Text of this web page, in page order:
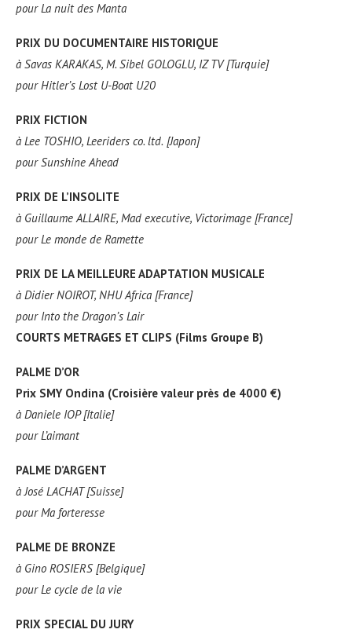
pour La nuit des Manta
PRIX DU DOCUMENTAIRE HISTORIQUE
à Savas KARAKAS, M. Sibel GOLOGLU, IZ TV [Turquie]
pour Hitler’s Lost U-Boat U20
PRIX FICTION
à Lee TOSHIO, Leeriders co. ltd. [Japon]
pour Sunshine Ahead
PRIX DE L’INSOLITE
à Guillaume ALLAIRE, Mad executive, Victorimage [France]
pour Le monde de Ramette
PRIX DE LA MEILLEURE ADAPTATION MUSICALE
à Didier NOIROT, NHU Africa [France]
pour Into the Dragon’s Lair
COURTS METRAGES ET CLIPS (Films Groupe B)
PALME D’OR
Prix SMY Ondina (Croisière valeur près de 4000 €)
à Daniele IOP [Italie]
pour L’aimant
PALME D’ARGENT
à José LACHAT [Suisse]
pour Ma forteresse
PALME DE BRONZE
à Gino ROSIERS [Belgique]
pour Le cycle de la vie
PRIX SPECIAL DU JURY